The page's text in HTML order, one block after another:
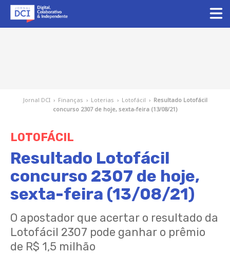
Jornal DCI › Finanças › Loterias › Lotofácil › Resultado Lotofácil
concurso 2307 de hoje, sexta-feira (13/08/21)
LOTOFÁCIL
Resultado Lotofácil
concurso 2307 de hoje,
sexta-feira (13/08/21)
O apostador que acertar o resultado da
Lotofácil 2307 pode ganhar o prêmio
de R$ 1,5 milhão